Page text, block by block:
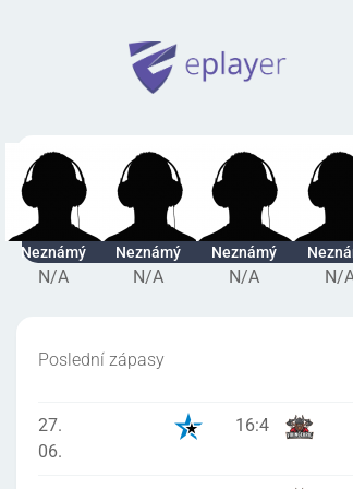
Neznámý
N/A
Neznámý
N/A
Neznámý
N/A N/
Poslední zápasy
27.
06.
16:4